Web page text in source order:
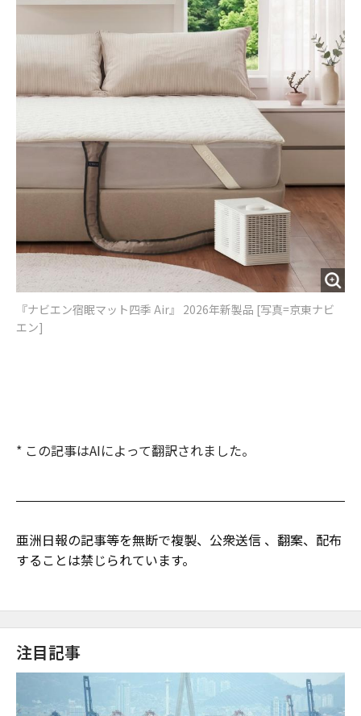
『ナビエン宿眠マット四季 Air』 2026年新製品 [写真=京東ナビ
エン]
* この記事はAIによって翻訳されました。
亜洲日報の記事等を無断で複製、公衆送信 、翻案、配布
することは禁じられています。
注目記事